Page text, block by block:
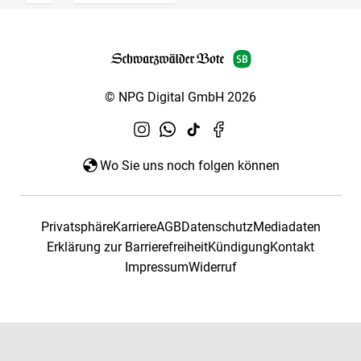
© NPG Digital GmbH 2026
Wo Sie uns noch folgen können
PrivatsphäreKarriereAGBDatenschutzMediadaten
Erklärung zur BarrierefreiheitKündigungKontakt
ImpressumWiderruf